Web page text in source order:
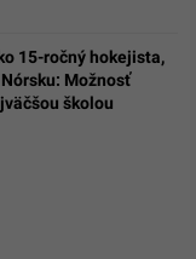
15-ročný hokejista,
Možnosť
školou